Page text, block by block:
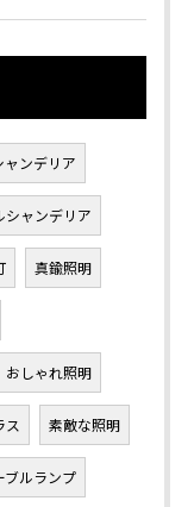
ャンデリア
シャンデリア
真鍮照明
おしゃれ照明
ス 素敵な照明
ブルランプ